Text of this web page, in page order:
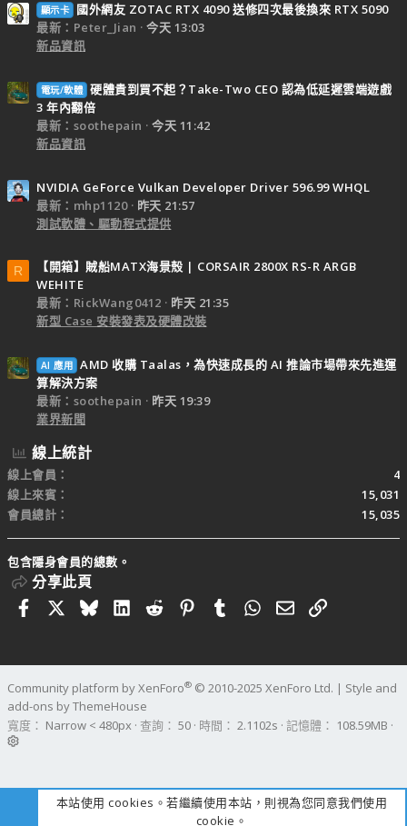
顯示卡
國外網友 ZOTAC RTX 4090 送修四次最後換來 RTX 5090
最新：Peter_Jian
今天 13:03
新品資訊
電玩/軟體 硬體貴到買不起？Take-Two CEO 認為低延遲雲端遊戲
3 年內翻倍
最新：soothepain
今天 11:42
新品資訊
NVIDIA GeForce Vulkan Developer Driver 596.99 WHQL
最新：mhp1120
昨天 21:57
測試軟體、驅動程式提供
R
【開箱】賊船MATX海景殼 | CORSAIR 2800X RS-R ARGB
WEHITE
最新：RickWang0412
昨天 21:35
新型 Case 安裝發表及硬體改裝
AI 應用 AMD 收購 Taalas，為快速成長的 AI 推論市場帶來先進運
算解決方案
最新：soothepain
昨天 19:39
業界新聞
線上統計
線上會員
4
線上來賓
15,031
會員總計
15,035
包含隱身會員的總數。
分享此頁
FacebookBlueskyLinkedIn
RedditPinterestTumblrWhatsApp
電子郵件
連結
Community platform by XenForo® © 2010-2025 XenForo Ltd. | Style and
add-ons by ThemeHouse
寬度
查詢 50 時間 2.1102s 記憶體 108.59MB
本站使用 cookies。若繼續使用本站，則視為您同意我們使用
cookie。